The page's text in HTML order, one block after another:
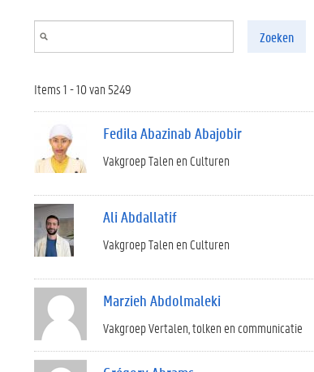
Zoeken
Items 1 - 10 van 5249
Fedila Abazinab Abajobir
Vakgroep Talen en Culturen
Ali Abdallatif
Vakgroep Talen en Culturen
Marzieh Abdolmaleki
Vakgroep Vertalen, tolken en communicatie